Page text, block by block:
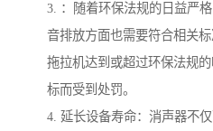
3. ：随着环保法规的日益严
音排放方面也需要符合相关
拖拉机达到或超过环保法规
标而受到处罚。
4. 延长设备寿命：消声器不